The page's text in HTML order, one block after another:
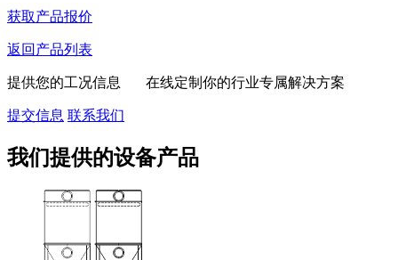
获取产品报价
返回产品列表
提供您的工况信息 在线定制你的行业专属解决方案
提交信息 联系我们
我们提供的设备产品